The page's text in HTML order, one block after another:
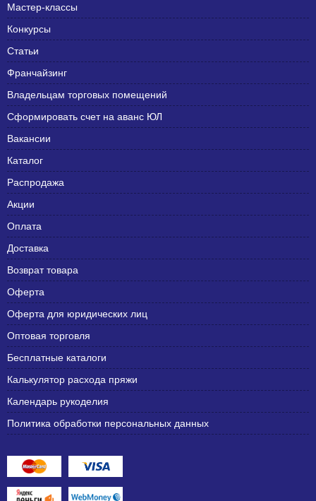
Мастер-классы
Конкурсы
Статьи
Франчайзинг
Владельцам торговых помещений
Сформировать счет на аванс ЮЛ
Вакансии
Каталог
Распродажа
Акции
Оплата
Доставка
Возврат товара
Оферта
Оферта для юридических лиц
Оптовая торговля
Бесплатные каталоги
Калькулятор расхода пряжи
Календарь рукоделия
Политика обработки персональных данных